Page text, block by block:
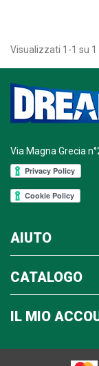
Visualizzati 1-1 su 1
Via Magna Grecia
AIUTO
CATALOGO
IL MIO